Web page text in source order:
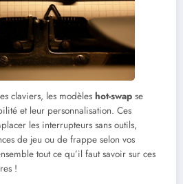
claviers, les modèles hot-swap se
et leur personnalisation. Ces
les interrupteurs sans outils,
de jeu ou de frappe selon vos
tout ce qu’il faut savoir sur ces
!